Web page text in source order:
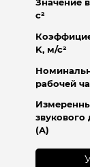
Значение
с²
K, м/с²
рабочей
звукового
(A)